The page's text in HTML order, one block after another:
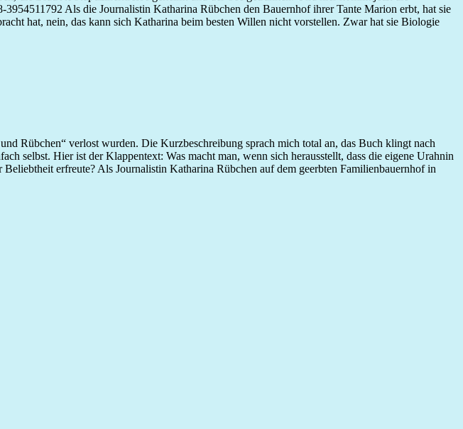
Als die Journalistin Katharina Rübchen den Bauernhof ihrer Tante Marion erbt, hat sie
hat, nein, das kann sich Katharina beim besten Willen nicht vorstellen. Zwar hat sie Biologie
Rübchen“ verlost wurden. Die Kurzbeschreibung sprach mich total an, das Buch klingt nach
selbst. Hier ist der Klappentext: Was macht man, wenn sich herausstellt, dass die eigene Urahnin
erfreute? Als Journalistin Katharina Rübchen auf dem geerbten Familienbauernhof in